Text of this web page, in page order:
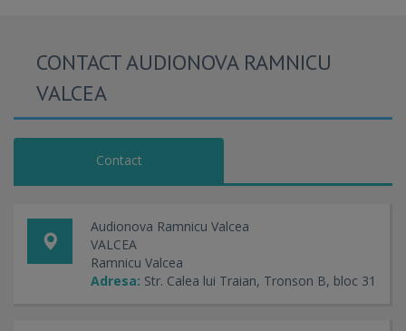
CONTACT AUDIONOVA RAMNICU
VALCEA
Contact
Audionova Ramnicu Valcea
VALCEA
Ramnicu Valcea
Adresa: Str. Calea lui Traian, Tronson B, bloc 31